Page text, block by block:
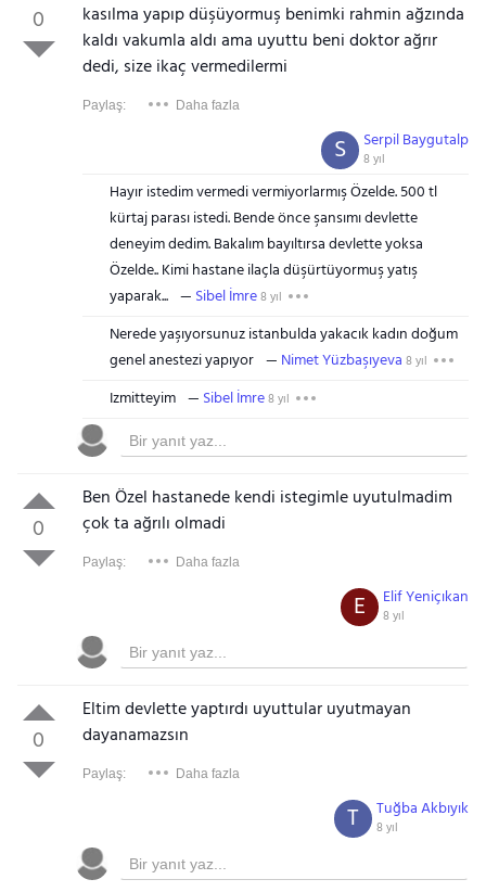
0
kasılma yapıp düşüyormuş benimki rahmin ağzında
kaldı vakumla aldı ama uyuttu beni doktor ağrır
dedi, size ikaç vermedilermi
Paylaş: Daha fazla
Serpil Baygutalp
8 yıl
S
Hayır istedim vermedi vermiyorlarmış Özelde. 500 tl
kürtaj parası istedi. Bende önce şansımı devlette
deneyim dedim. Bakalım bayıltırsa devlette yoksa
Özelde.. Kimi hastane ilaçla düşürtüyormuş yatış
yaparak...
Sibel İmre8 yıl
Nerede yaşıyorsunuz istanbulda yakacık kadın doğum
genel anestezi yapıyor
Nimet Yüzbaşıyeva 8 yıl
Izmitteyim Sibel İmre8 yıl
0
Ben Özel hastanede kendi istegimle uyutulmadim
çok ta ağrılı olmadi
Paylaş: Daha fazla
Elif Yeniçıkan
8 yıl
E
0
Eltim devlette yaptırdı uyuttular uyutmayan
dayanamazsın
Paylaş: Daha fazla
Tuğba Akbıyık
8 yıl
T